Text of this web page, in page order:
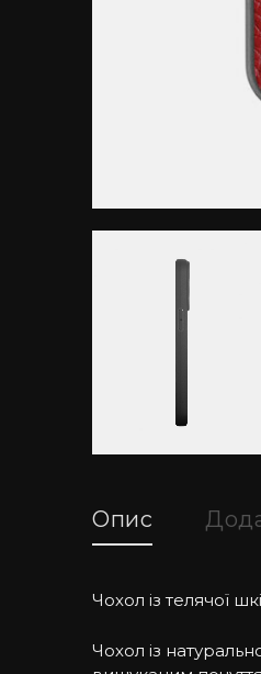
Опис
Чохол із телячої
Чохол із